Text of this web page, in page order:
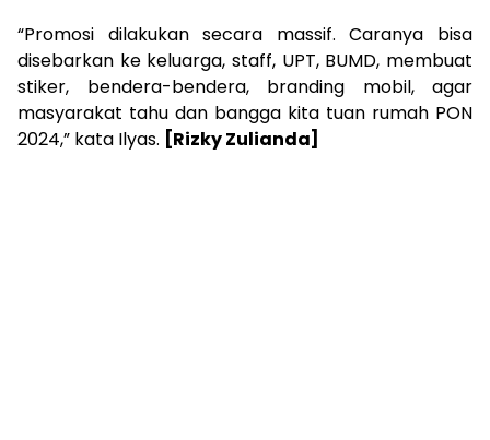
“Promosi dilakukan secara massif. Caranya bisa
disebarkan ke keluarga, staff, UPT, BUMD, membuat
stiker, bendera-bendera, branding mobil, agar
masyarakat tahu dan bangga kita tuan rumah PON
2024,” kata Ilyas. [Rizky Zulianda]